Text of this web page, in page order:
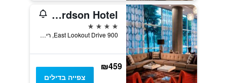
Renaissance Dallas Richardson Hotel
4 כוכבים
900 East Lookout Drive, ריצ'רדסון, TX, ארצות הברית
₪459
צפייה בדילים